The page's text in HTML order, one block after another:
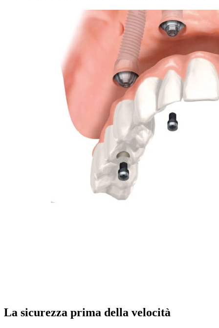
La sicurezza prima della velocità